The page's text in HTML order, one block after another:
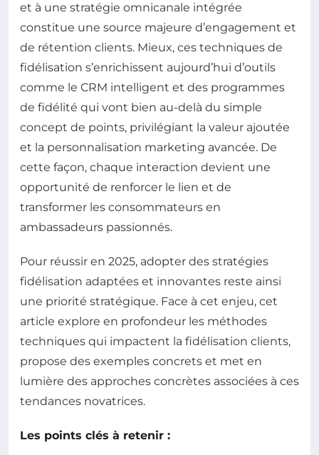
et à une stratégie omnicanale intégrée
constitue une source majeure d’engagement et
de rétention clients. Mieux, ces techniques de
fidélisation s’enrichissent aujourd’hui d’outils
comme le CRM intelligent et des programmes
de fidélité qui vont bien au-delà du simple
concept de points, privilégiant la valeur ajoutée
et la personnalisation marketing avancée. De
cette façon, chaque interaction devient une
opportunité de renforcer le lien et de
transformer les consommateurs en
ambassadeurs passionnés.
Pour réussir en 2025, adopter des stratégies
fidélisation adaptées et innovantes reste ainsi
une priorité stratégique. Face à cet enjeu, cet
article explore en profondeur les méthodes
techniques qui impactent la fidélisation clients,
propose des exemples concrets et met en
lumière des approches concrètes associées à ces
tendances novatrices.
Les points clés à retenir :